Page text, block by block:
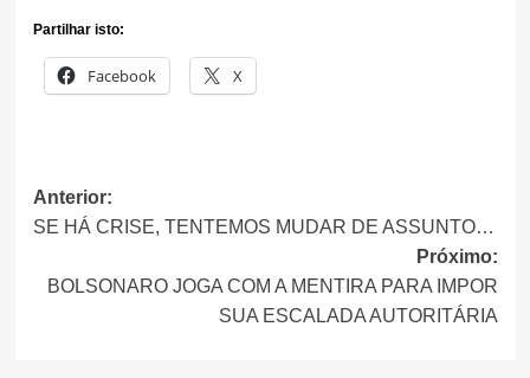
Partilhar isto:
Facebook X
Navegação
de
artigos
Anterior:
SE HÁ CRISE, TENTEMOS MUDAR DE ASSUNTO…
Próximo:
BOLSONARO JOGA COM A MENTIRA PARA IMPOR
SUA ESCALADA AUTORITÁRIA